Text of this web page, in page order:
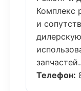
Комплекс
и
Телефон: